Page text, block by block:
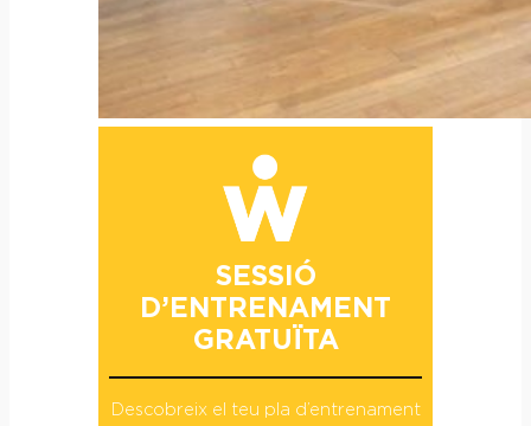
SESSIÓ
D’ENTRENAMENT
GRATUÏTA
Descobreix el teu pla d’entrenament